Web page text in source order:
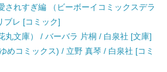
されすぎ編 （ビーボーイコミックスデラ
ブレ [コミック]
丸文庫） / バーバラ 片桐 / 白泉社 [文庫]
めコミックス) / 立野 真琴 / 白泉社 [コミ